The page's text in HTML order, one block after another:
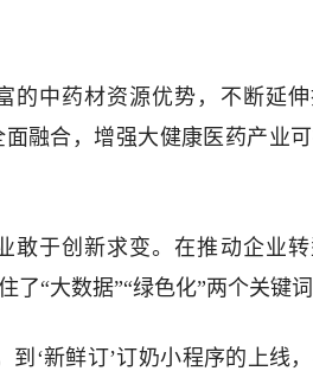
的中药材资源优势，不断延
融合，增强大健康医药产业
敢于创新求变。在推动企业
“大数据”“绿色化”两个关键词
‘新鲜订’订奶小程序的上线